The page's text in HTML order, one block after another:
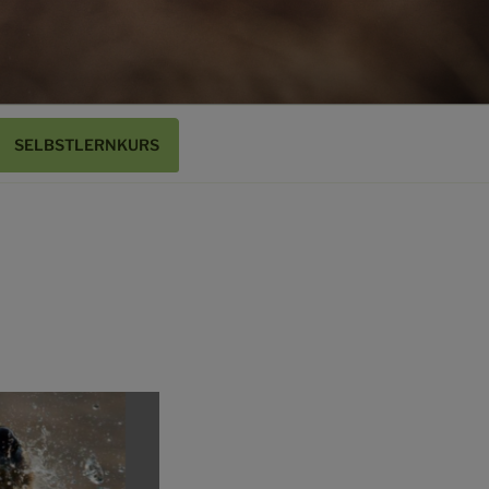
SELBSTLERNKURS